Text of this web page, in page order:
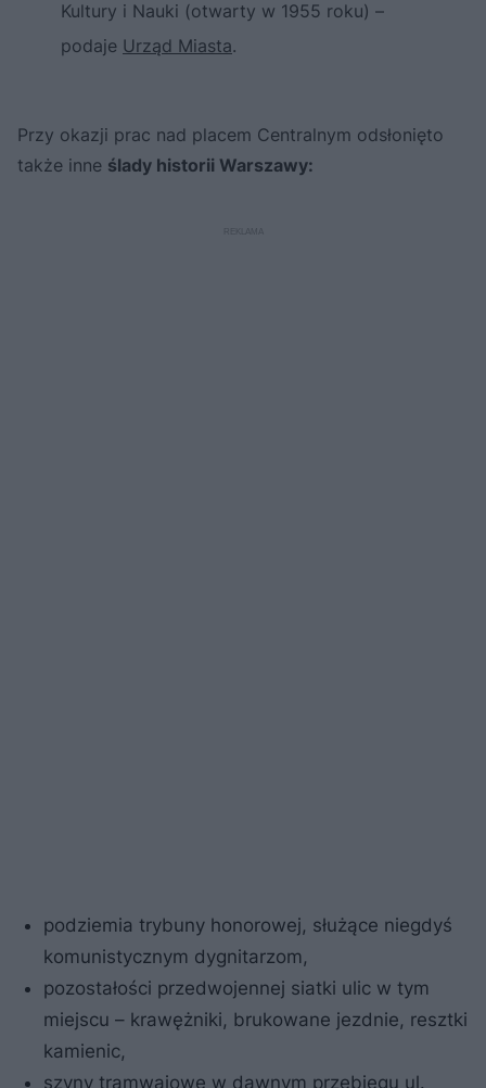
Kultury i Nauki (otwarty w 1955 roku) –
podaje Urząd Miasta.
Przy okazji prac nad placem Centralnym odsłonięto
także inne ślady historii Warszawy:
podziemia trybuny honorowej, służące niegdyś
komunistycznym dygnitarzom,
pozostałości przedwojennej siatki ulic w tym
miejscu – krawężniki, brukowane jezdnie, resztki
kamienic,
szyny tramwajowe w dawnym przebiegu ul.